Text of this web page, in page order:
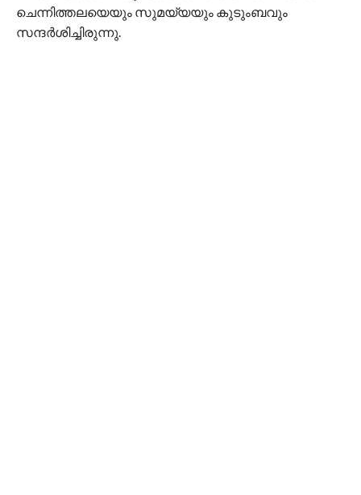
ചെന്നിത്തലയെയും സുമയ്യയും കുടുംബവും
സന്ദർശിച്ചിരുന്നു.